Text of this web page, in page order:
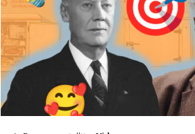
ICA
ICA Direkt
ICA Hemma
Indiska
Industriaktiebolaget Ockelbo - IBO
Kristinehamn
Kronobergs län
Kungsbacka
Kungsholmen
Kungsträdgården